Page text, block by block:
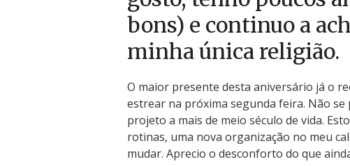
bons) e continuo a
minha única religião.
O maior presente desta aniversário já o
estrear na próxima segunda feira. Não
projeto a mais de meio século de vida.
rotinas, uma nova organização no meu
mudar. Aprecio o desconforto do que